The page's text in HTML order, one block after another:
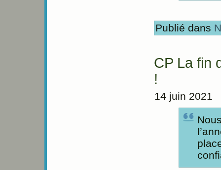
Publié dans
CP La fin
!
14 juin 2021